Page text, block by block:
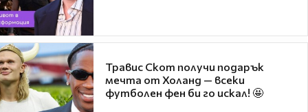
Травис Скот получи подарък
мечта от Холанд — всеки
футболен фен би го искал! 🤩